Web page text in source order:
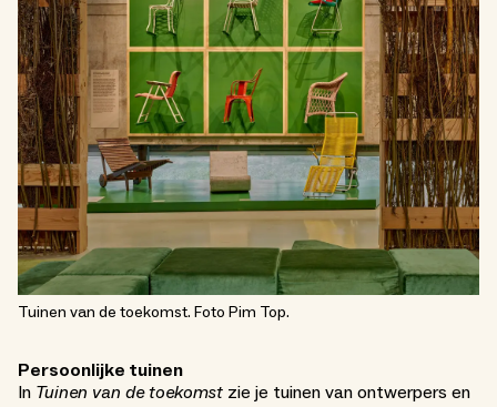
Tuinen van de toekomst. Foto Pim Top.
Persoonlijke tuinen
In Tuinen van de toekomst zie je tuinen van ontwerpers en